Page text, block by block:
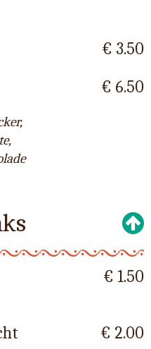
€ 3.50
€ 6.50
€ 1.50
€ 2.00